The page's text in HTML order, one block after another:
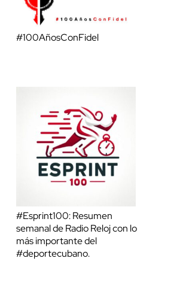
#100AñosConFidel
#Esprint100: Resumen
semanal de Radio Reloj con lo
más importante del
#deportecubano.